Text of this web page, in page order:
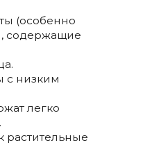
(особенно
содержащие
с низким
легко
растительные